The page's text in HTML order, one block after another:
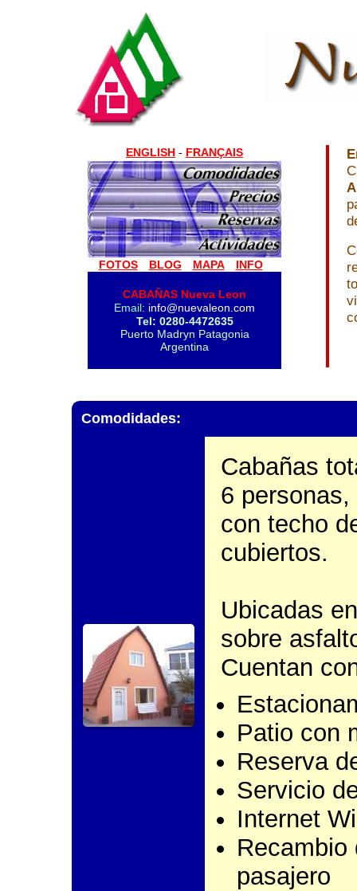
ENGLISH - FRANÇAIS
FOTOS BLOG MAPA INFO
CABAÑAS Nueva Leon
Email: info@nuevaleon.com
Tel: 0280-4472635
Puerto Madryn Patagonia
Argentina
Comodidades:
Cabañas
6
con techo
cubiertos.
Ubicadas
sobre
Cuentan
Patio con
Reserva
Servicio
Internet
Recambio
pasajero